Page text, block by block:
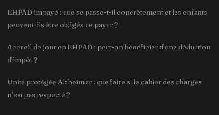
EHPAD impayé : que se passe-t-il concrètement et les enfants
peuvent-ils être obligés de payer ?
Accueil de jour en EHPAD : peut-on bénéficier d’une déduction
d’impôt ?
Unité protégée Alzheimer : que faire si le cahier des charges
n’est pas respecté ?